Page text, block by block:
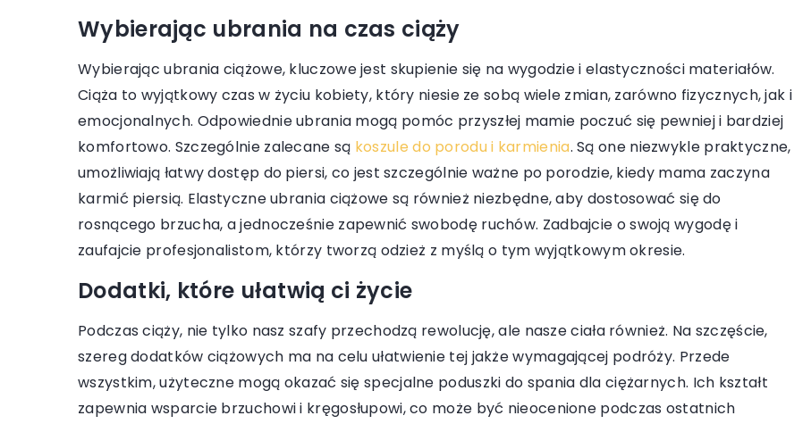
Wybierając ubrania na czas ciąży
Wybierając ubrania ciążowe, kluczowe jest skupienie się na wygodzie i elastyczności materiałów.
Ciąża to wyjątkowy czas w życiu kobiety, który niesie ze sobą wiele zmian, zarówno fizycznych, jak i
emocjonalnych. Odpowiednie ubrania mogą pomóc przyszłej mamie poczuć się pewniej i bardziej
komfortowo. Szczególnie zalecane są koszule do porodu i karmienia. Są one niezwykle praktyczne,
umożliwiają łatwy dostęp do piersi, co jest szczególnie ważne po porodzie, kiedy mama zaczyna
karmić piersią. Elastyczne ubrania ciążowe są również niezbędne, aby dostosować się do
rosnącego brzucha, a jednocześnie zapewnić swobodę ruchów. Zadbajcie o swoją wygodę i
zaufajcie profesjonalistom, którzy tworzą odzież z myślą o tym wyjątkowym okresie.
Dodatki, które ułatwią ci życie
Podczas ciąży, nie tylko nasz szafy przechodzą rewolucję, ale nasze ciała również. Na szczęście,
szereg dodatków ciążowych ma na celu ułatwienie tej jakże wymagającej podróży. Przede
wszystkim, użyteczne mogą okazać się specjalne poduszki do spania dla ciężarnych. Ich kształt
zapewnia wsparcie brzuchowi i kręgosłupowi, co może być nieocenione podczas ostatnich
zmywarek
Odkryj skuteczne metody na osiągnięcie
błyszczących naczyń za pomocą
nabłyszczacza do zmywarek. Bez smug,
plam i zacieków - doskonałe efekty w
zasięgu Twojej ręki.
ceramiki, która z praktycznego
rzemiosła stała się sztuką użytkową,
łącząc historię, estetykę i nowoczesne
technologie.